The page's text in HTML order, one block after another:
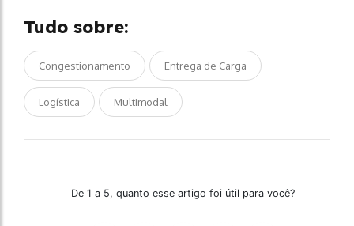
Tudo sobre:
Congestionamento Entrega de Carga
Logística Multimodal
De 1 a 5, quanto esse artigo foi útil para você?